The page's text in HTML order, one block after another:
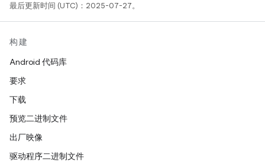
最后更新时间 (UTC)：2025-07-27。
构建
Android 代码库
要求
下载
预览二进制文件
出厂映像
驱动程序二进制文件